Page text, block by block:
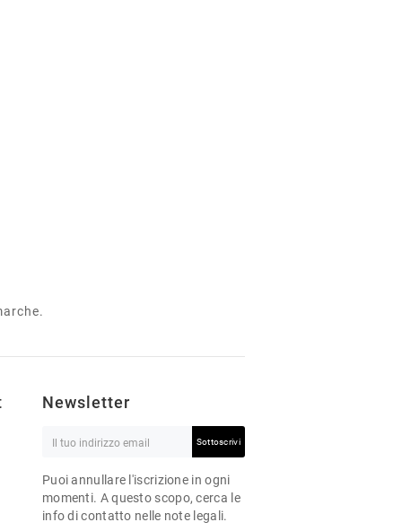
Newsletter
Sottoscrivi
Puoi annullare l'iscrizione in ogni
momenti. A questo scopo, cerca le
info di contatto nelle note legali.